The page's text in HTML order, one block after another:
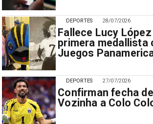
28/07/2026
Fallece Lucy
primera medallista
Juegos
DEPORTES
27/07/2026
Confirman fecha
Vozinha a Colo
DEPORTES